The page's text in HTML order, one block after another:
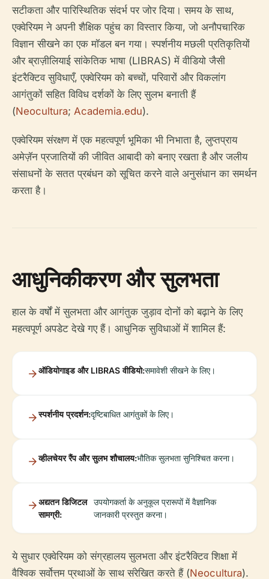
सटीकता और पारिस्थितिक संदर्भ पर जोर दिया। समय के साथ,
एक्वेरियम ने अपनी शैक्षिक पहुंच का विस्तार किया, जो अनौपचारिक
विज्ञान सीखने का एक मॉडल बन गया। स्पर्शनीय मछली प्रतिकृतियों
और ब्राज़ीलियाई सांकेतिक भाषा (LIBRAS) में वीडियो जैसी
इंटरैक्टिव सुविधाएँ, एक्वेरियम को बच्चों, परिवारों और विकलांग
आगंतुकों सहित विविध दर्शकों के लिए सुलभ बनाती हैं
(Neocultura; Academia.edu).
एक्वेरियम संरक्षण में एक महत्वपूर्ण भूमिका भी निभाता है, लुप्तप्राय
अमेज़ॅन प्रजातियों की जीवित आबादी को बनाए रखता है और जलीय
संसाधनों के सतत प्रबंधन को सूचित करने वाले अनुसंधान का समर्थन
करता है।
आधुनिकीकरण और सुलभता
हाल के वर्षों में सुलभता और आगंतुक जुड़ाव दोनों को बढ़ाने के लिए
महत्वपूर्ण अपडेट देखे गए हैं। आधुनिक सुविधाओं में शामिल हैं:
ऑडियोगाइड और LIBRAS वीडियो:समावेशी सीखने के लिए।
स्पर्शनीय प्रदर्शन:दृष्टिबाधित आगंतुकों के लिए।
व्हीलचेयर रैंप और सुलभ शौचालय:भौतिक सुलभता सुनिश्चित करना।
अद्यतन डिजिटल
सामग्री:
उपयोगकर्ता के अनुकूल प्रारूपों में वैज्ञानिक
जानकारी प्रस्तुत करना।
ये सुधार एक्वेरियम को संग्रहालय सुलभता और इंटरैक्टिव शिक्षा में
वैश्विक सर्वोत्तम प्रथाओं के साथ संरेखित करते हैं (Neocultura).